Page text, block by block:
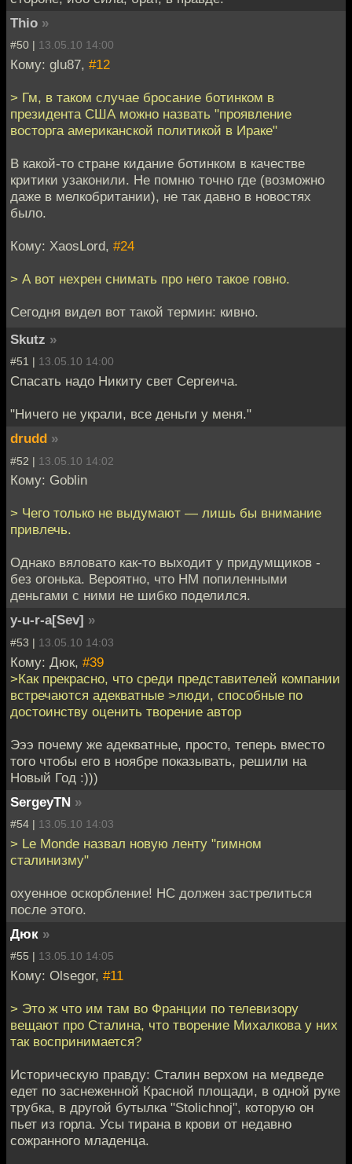
Thio »
#50 | 13.05.10 14:00
Кому: glu87, #12
> Гм, в таком случае бросание ботинком в
президента США можно назвать "проявление
восторга американской политикой в Ираке"
В какой-то стране кидание ботинком в качестве
критики узаконили. Не помню точно где (возможно
даже в мелкобритании), не так давно в новостях
было.
Кому: XaosLord, #24
> А вот нехрен снимать про него такое говно.
Сегодня видел вот такой термин: кивно.
Skutz »
#51 | 13.05.10 14:00
Спасать надо Никиту свет Сергеича.
"Ничего не украли, все деньги у меня."
drudd »
#52 | 13.05.10 14:02
Кому: Goblin
> Чего только не выдумают — лишь бы внимание
привлечь.
Однако вяловато как-то выходит у придумщиков -
без огонька. Вероятно, что НМ попиленными
деньгами с ними не шибко поделился.
y-u-r-a[Sev] »
#53 | 13.05.10 14:03
Кому: Дюк, #39
>Как прекрасно, что среди представителей компании
встречаются адекватные >люди, способные по
достоинству оценить творение автор
Эээ почему же адекватные, просто, теперь вместо
того чтобы его в ноябре показывать, решили на
Новый Год :)))
SergeyTN »
#54 | 13.05.10 14:03
> Le Monde назвал новую ленту "гимном
сталинизму"
охуенное оскорбление! НС должен застрелиться
после этого.
Дюк »
#55 | 13.05.10 14:05
Кому: Olsegor, #11
> Это ж что им там во Франции по телевизору
вещают про Сталина, что творение Михалкова у них
так воспринимается?
Историческую правду: Сталин верхом на медведе
едет по заснеженной Красной площади, в одной руке
трубка, в другой бутылка "Stolichnoj", которую он
пьет из горла. Усы тирана в крови от недавно
сожранного младенца.